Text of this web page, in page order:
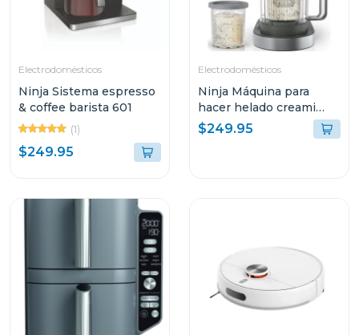
Electrodomésticos
Ninja Sistema espresso
& coffee barista 601
(1)
$249.95
Electrodomésticos
Ninja Máquina para
hacer helado creami
deluxe 11 en 1
$249.95